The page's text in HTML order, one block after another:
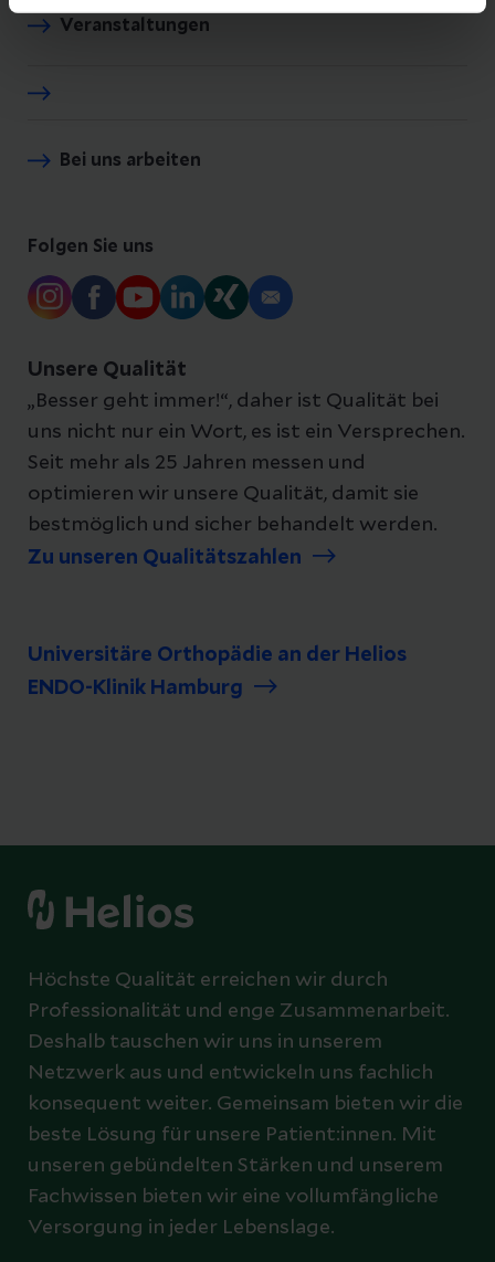
Veranstaltungen
Bei uns arbeiten
Folgen Sie uns
Unsere Qualität
„Besser geht immer!“, daher ist Qualität bei
uns nicht nur ein Wort, es ist ein Versprechen.
Seit mehr als 25 Jahren messen und
optimieren wir unsere Qualität, damit sie
bestmöglich und sicher behandelt werden.
Zu unseren Qualitätszahlen
Universitäre Orthopädie an der Helios
ENDO-Klinik Hamburg
Höchste Qualität erreichen wir durch
Professionalität und enge Zusammenarbeit.
Deshalb tauschen wir uns in unserem
Netzwerk aus und entwickeln uns fachlich
konsequent weiter. Gemeinsam bieten wir die
beste Lösung für unsere Patient:innen. Mit
unseren gebündelten Stärken und unserem
Fachwissen bieten wir eine vollumfängliche
Versorgung in jeder Lebenslage.